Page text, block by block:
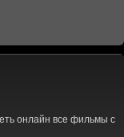
онлайн все фильмы с